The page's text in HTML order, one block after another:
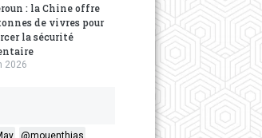
: la Chine offre
de vivres pour
la sécurité
2026
@mouenthias